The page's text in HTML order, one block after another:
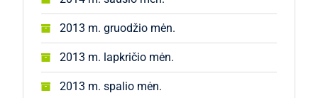
2013 m. gruodžio mėn.
2013 m. lapkričio mėn.
2013 m. spalio mėn.